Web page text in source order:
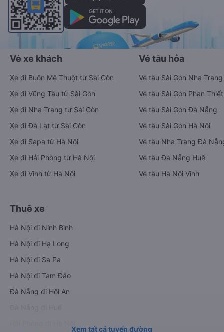
Vé xe khách
Xe đi Buôn Mê Thuột từ Sài Gòn
Xe đi Vũng Tàu từ Sài Gòn
Xe đi Nha Trang từ Sài Gòn
Xe đi Đà Lạt từ Sài Gòn
Xe đi Sapa từ Hà Nội
Xe đi Hải Phòng từ Hà Nội
Xe đi Vinh từ Hà Nội
Vé tàu hỏa
Vé tàu Sài Gòn Nha Trang
Vé tàu Sài Gòn Phan Thiết
Vé tàu Sài Gòn Đà Nẵng
Vé tàu Sài Gòn Hà Nội
Vé tàu Nha Trang Đà
Vé tàu Đà Nẵng Huế
Vé tàu Hà Nội Vinh
Thuê xe
Hà Nội đi Ninh Bình
Hà Nội đi Hạ Long
Hà Nội đi Sa Pa
Hà Nội đi Tam Đảo
Đà Nẵng đi Hội An
Xem tất cả tuyến đường